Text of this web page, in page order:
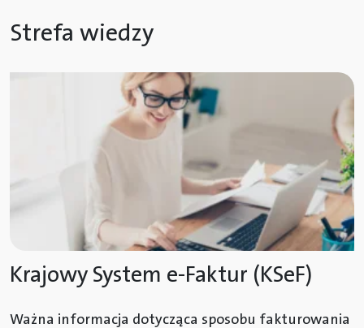
Strefa wiedzy
Krajowy System e-Faktur (KSeF)
Ważna informacja dotycząca sposobu fakturowania